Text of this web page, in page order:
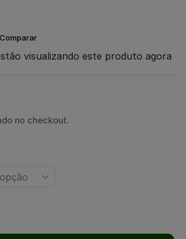
Comparar
visualizando este produto agora
no checkout.